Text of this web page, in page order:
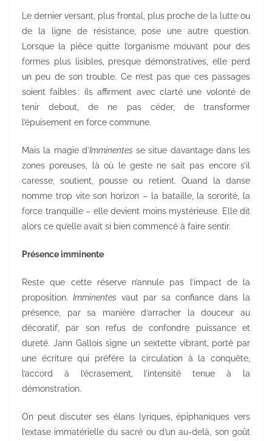
Le dernier versant, plus frontal, plus proche de la lutte ou
de la ligne de résistance, pose une autre question.
Lorsque la pièce quitte l’organisme mouvant pour des
formes plus lisibles, presque démonstratives, elle perd
un peu de son trouble. Ce n’est pas que ces passages
soient faibles : ils affirment avec clarté une volonté de
tenir debout, de ne pas céder, de transformer
l’épuisement en force commune.
Mais la magie d’Imminentes se situe davantage dans les
zones poreuses, là où le geste ne sait pas encore s’il
caresse, soutient, pousse ou retient. Quand la danse
nomme trop vite son horizon – la bataille, la sororité, la
force tranquille – elle devient moins mystérieuse. Elle dit
alors ce qu’elle avait si bien commencé à faire sentir.
Présence imminente
Reste que cette réserve n’annule pas l’impact de la
proposition. Imminentes vaut par sa confiance dans la
présence, par sa manière d’arracher la douceur au
décoratif, par son refus de confondre puissance et
dureté. Jann Gallois signe un sextette vibrant, porté par
une écriture qui préfère la circulation à la conquête,
l’accord à l’écrasement, l’intensité tenue à la
démonstration.
On peut discuter ses élans lyriques, épiphaniques vers
l’extase immatérielle du sacré ou d’un au-delà, son goût